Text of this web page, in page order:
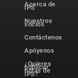
Acerca de
IPS
Nuestros
socios
Contáctenos
Apóyenos
¿Quieres
publicar
notas de
IPS?